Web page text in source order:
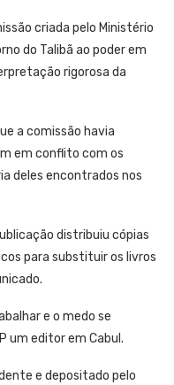
criada pelo Ministério
do Talibã ao poder em
rigorosa da
a comissão havia
em conflito com os
deles encontrados nos
distribuiu cópias
para substituir os livros
e o medo se
um editor em Cabul.
e depositado pelo